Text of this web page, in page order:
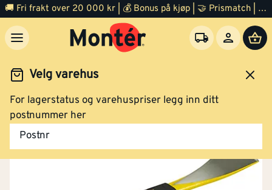
🚚 Fri frakt over 20 000 kr | 💰 Bonus på kjøp | 🤝 Prismatch | ⭐ 100% fornøyd garanti | 🏪 140 byggevarehus
Velg varehus
For lagerstatus og varehuspriser legg inn ditt
postnummer her
Postnr
Verktøy Håndverktøy